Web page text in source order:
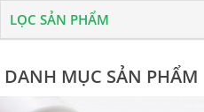
LỌC SẢN PHẨM
DANH MỤC SẢN PHẨM